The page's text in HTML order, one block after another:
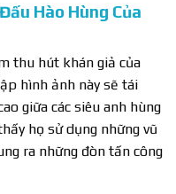
Hào Hùng Của
thu hút khán giả của
hình ảnh này sẽ tái
giữa các siêu anh hùng
họ sử dụng những vũ
ra những đòn tấn công